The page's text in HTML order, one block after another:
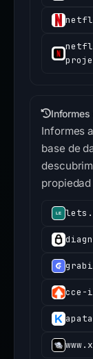
Informes
Informes
base de
cce-